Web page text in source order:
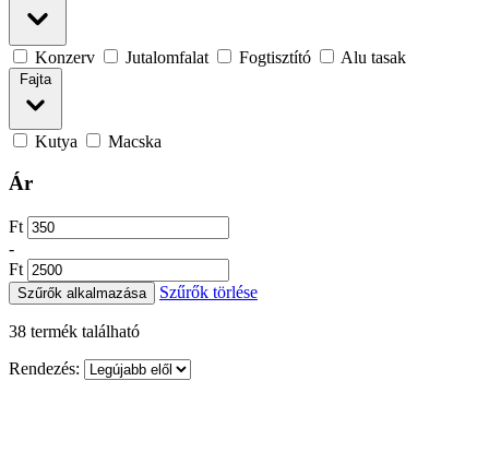
Konzerv Jutalomfalat Fogtisztító Alu tasak
Fajta
Kutya Macska
Ár
Ft
-
Ft
Szűrők alkalmazása Szűrők törlése
38 termék található
Rendezés: